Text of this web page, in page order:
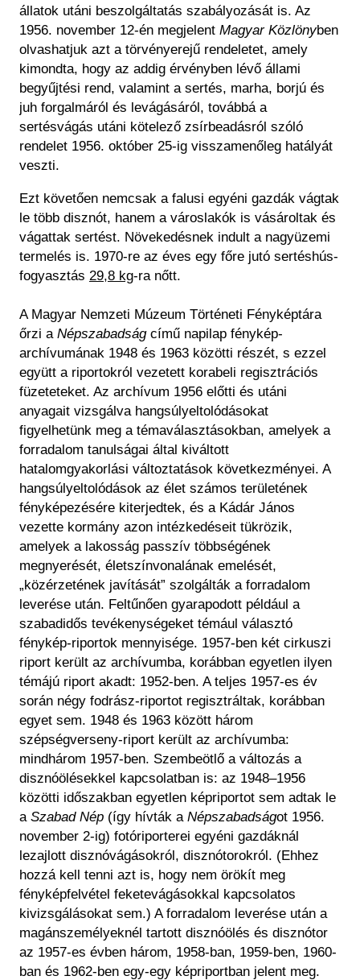
állatok utáni beszolgáltatás szabályozását is. Az
1956. november 12-én megjelent Magyar Közlönyben
olvashatjuk azt a törvényerejű rendeletet, amely
kimondta, hogy az addig érvényben lévő állami
begyűjtési rend, valamint a sertés, marha, borjú és
juh forgalmáról és levágásáról, továbbá a
sertésvágás utáni kötelező zsírbeadásról szóló
rendelet 1956. október 25-ig visszamenőleg hatályát
veszti.
Ezt követően nemcsak a falusi egyéni gazdák vágtak
le több disznót, hanem a városlakók is vásároltak és
vágattak sertést. Növekedésnek indult a nagyüzemi
termelés is. 1970-re az éves egy főre jutó sertéshús-
fogyasztás 29,8 kg-ra nőtt.
A Magyar Nemzeti Múzeum Történeti Fényképtára
őrzi a Népszabadságcímű napilap fénykép-
archívumának 1948 és 1963 közötti részét, s ezzel
együtt a riportokról vezetett korabeli regisztrációs
füzeteteket. Az archívum 1956 előtti és utáni
anyagait vizsgálva hangsúlyeltolódásokat
figyelhetünk meg a témaválasztásokban, amelyek a
forradalom tanulságai által kiváltott
hatalomgyakorlási változtatások következményei. A
hangsúlyeltolódások az élet számos területének
fényképezésére kiterjedtek, és a Kádár János
vezette kormány azon intézkedéseit tükrözik,
amelyek a lakosság passzív többségének
megnyerését, életszínvonalának emelését,
„közérzetének javítását” szolgálták a forradalom
leverése után. Feltűnően gyarapodott például a
szabadidős tevékenységeket témául választó
fénykép-riportok mennyisége. 1957-ben két cirkuszi
riport került az archívumba, korábban egyetlen ilyen
témájú riport akadt: 1952-ben. A teljes 1957-es év
során négy fodrász-riportot regisztráltak, korábban
egyet sem. 1948 és 1963 között három
szépségverseny-riport került az archívumba:
mindhárom 1957-ben. Szembeötlő a változás a
disznóölésekkel kapcsolatban is: az 1948–1956
közötti időszakban egyetlen képriportot sem adtak le
a Szabad Nép (így hívták a Népszabadságot 1956.
november 2-ig) fotóriporterei egyéni gazdáknál
lezajlott disznóvágásokról, disznótorokról. (Ehhez
hozzá kell tenni azt is, hogy nem örökít meg
fényképfelvétel feketevágásokkal kapcsolatos
kivizsgálásokat sem.) A forradalom leverése után a
magánszemélyeknél tartott disznóölés és disznótor
az 1957-es évben három, 1958-ban, 1959-ben, 1960-
ban és 1962-ben egy-egy képriportban jelent meg.